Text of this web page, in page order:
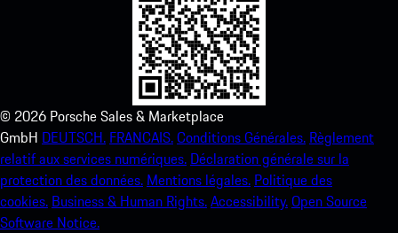
© 2026 Porsche Sales & Marketplace
GmbH DEUTSCH. FRANCAIS.Conditions Générales. Règlement
relatif aux services numériques. Déclaration générale sur la
protection des données. Mentions légales. Politique des
cookies. Business & Human Rights.Accessibility.Open Source
Software Notice.